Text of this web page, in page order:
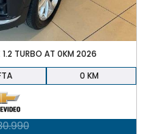
1.2 TURBO AT 0KM 2026
0